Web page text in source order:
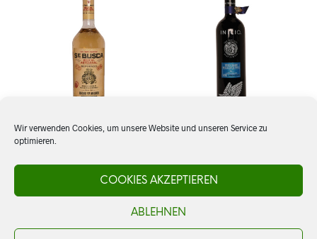
Wir verwenden Cookies, um unsere Website und unseren Service zu
optimieren.
COOKIES AKZEPTIEREN
ABLEHNEN
Reposado
Blanco
CHF77.00